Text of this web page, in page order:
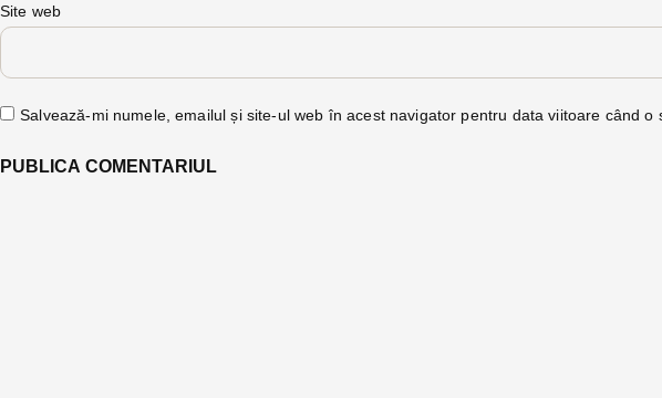
Site web
Salvează-mi numele, emailul și site-ul web în acest navigator pentru data viitoare când o